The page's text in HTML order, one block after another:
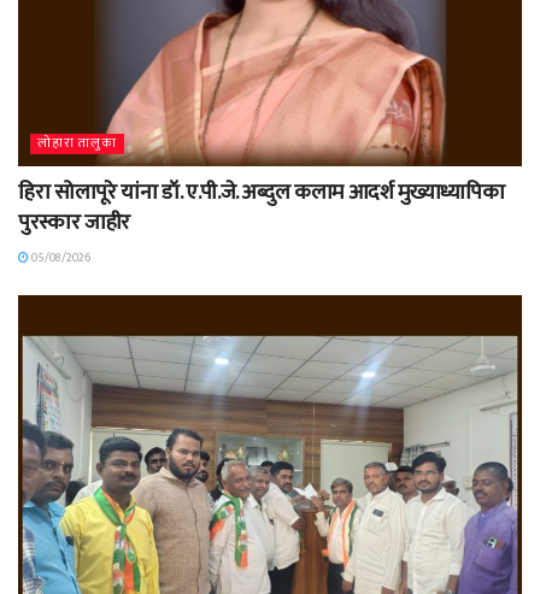
लोहारा तालुका
हिरा सोलापूरे यांना डॉ. ए.पी.जे. अब्दुल कलाम आदर्श मुख्याध्यापिका
पुरस्कार जाहीर
05/08/2026